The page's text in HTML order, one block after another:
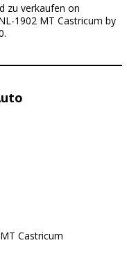
zu verkaufen on
1902 MT Castricum by
Castricum